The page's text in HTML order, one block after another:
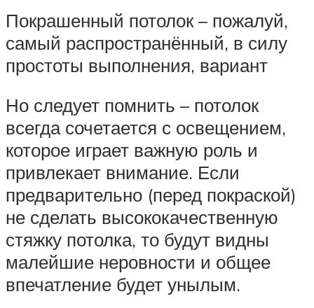
Покрашенный потолок – пожалуй,
самый распространённый, в силу
простоты выполнения, вариант
Но следует помнить – потолок
всегда сочетается с освещением,
которое играет важную роль и
привлекает внимание. Если
предварительно (перед покраской)
не сделать высококачественную
стяжку потолка, то будут видны
малейшие неровности и общее
впечатление будет унылым.